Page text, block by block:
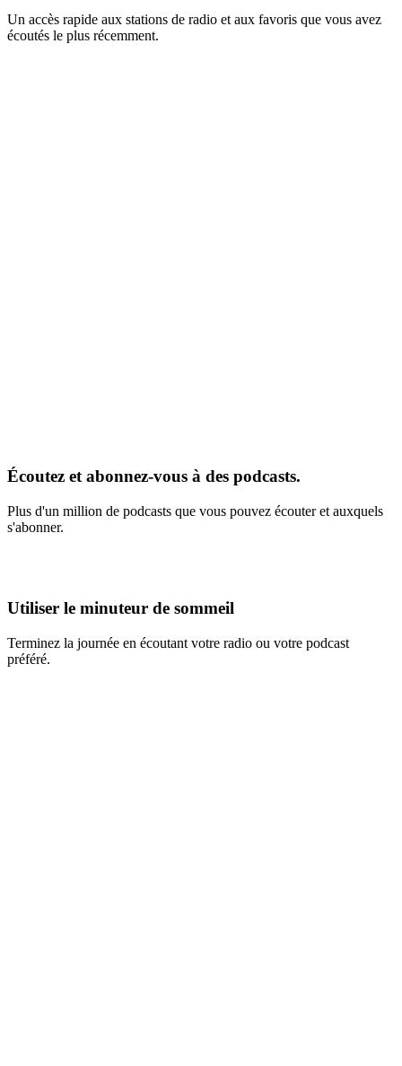
Un accès rapide aux stations de radio et aux favoris que vous avez
écoutés le plus récemment.
Écoutez et abonnez-vous à des podcasts.
Plus d'un million de podcasts que vous pouvez écouter et auxquels
s'abonner.
Utiliser le minuteur de sommeil
Terminez la journée en écoutant votre radio ou votre podcast
préféré.